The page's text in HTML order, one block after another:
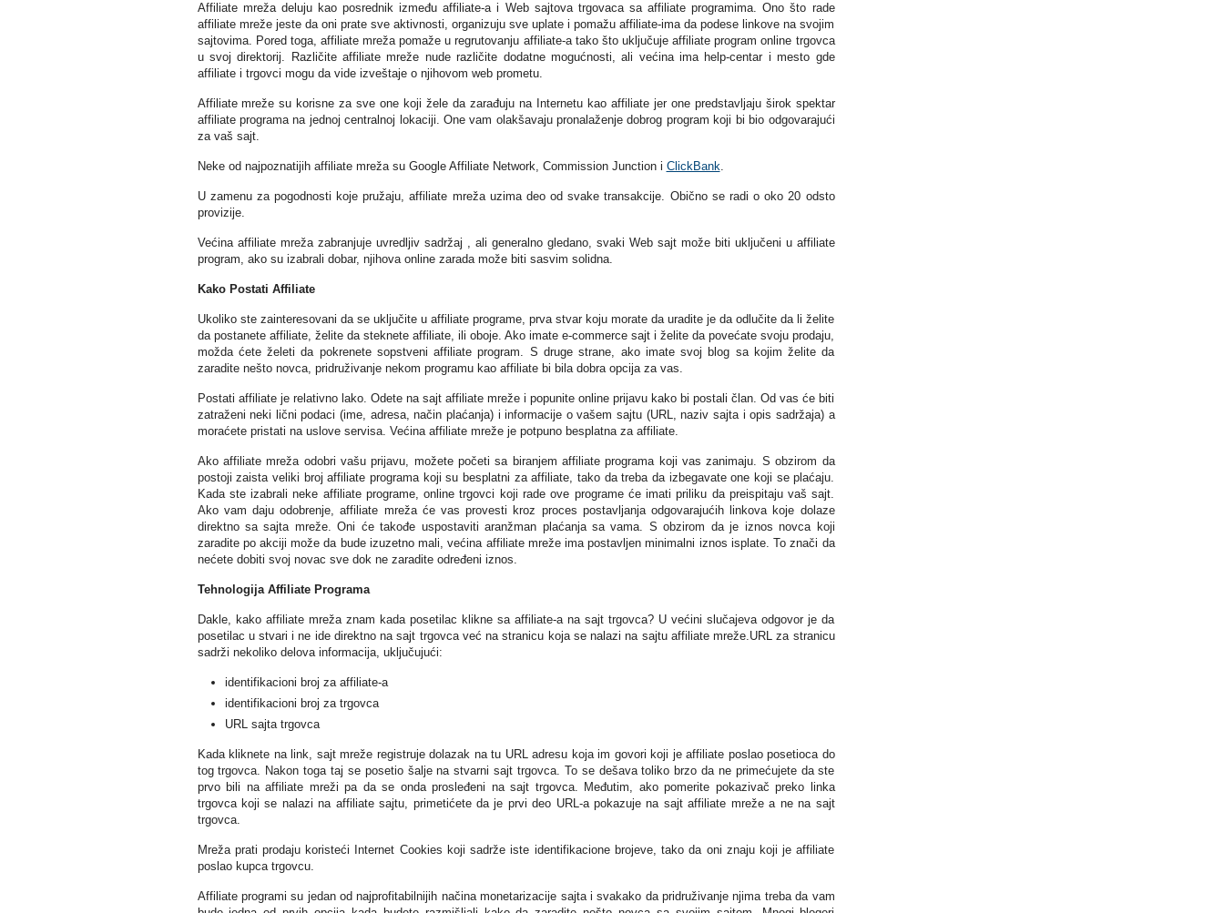
Affiliate mreža deluju kao posrednik između affiliate-a i Web sajtova trgovaca sa affiliate programima. Ono što rade
affiliate mreže jeste da oni prate sve aktivnosti, organizuju sve uplate i pomažu affiliate-ima da podese linkove na svojim
sajtovima. Pored toga, affiliate mreža pomaže u regrutovanju affiliate-a tako što uključuje affiliate program online trgovca
u svoj direktorij. Različite affiliate mreže nude različite dodatne mogućnosti, ali većina ima help-centar i mesto gde
affiliate i trgovci mogu da vide izveštaje o njihovom web prometu.
Affiliate mreže su korisne za sve one koji žele da zarađuju na Internetu kao affiliate jer one predstavljaju širok spektar
affiliate programa na jednoj centralnoj lokaciji. One vam olakšavaju pronalaženje dobrog program koji bi bio odgovarajući
za vaš sajt.
Neke od najpoznatijih affiliate mreža su Google Affiliate Network, Commission Junction i ClickBank.
U zamenu za pogodnosti koje pružaju, affiliate mreža uzima deo od svake transakcije. Obično se radi o oko 20 odsto
provizije.
Većina affiliate mreža zabranjuje uvredljiv sadržaj , ali generalno gledano, svaki Web sajt može biti uključeni u affiliate
program, ako su izabrali dobar, njihova online zarada može biti sasvim solidna.
Kako Postati Affiliate
Ukoliko ste zainteresovani da se uključite u affiliate programe, prva stvar koju morate da uradite je da odlučite da li želite
da postanete affiliate, želite da steknete affiliate, ili oboje. Ako imate e-commerce sajt i želite da povećate svoju prodaju,
možda ćete želeti da pokrenete sopstveni affiliate program. S druge strane, ako imate svoj blog sa kojim želite da
zaradite nešto novca, pridruživanje nekom programu kao affiliate bi bila dobra opcija za vas.
Postati affiliate je relativno lako. Odete na sajt affiliate mreže i popunite online prijavu kako bi postali član. Od vas će biti
zatraženi neki lični podaci (ime, adresa, način plaćanja) i informacije o vašem sajtu (URL, naziv sajta i opis sadržaja) a
moraćete pristati na uslove servisa. Većina affiliate mreže je potpuno besplatna za affiliate.
Ako affiliate mreža odobri vašu prijavu, možete početi sa biranjem affiliate programa koji vas zanimaju. S obzirom da
postoji zaista veliki broj affiliate programa koji su besplatni za affiliate, tako da treba da izbegavate one koji se plaćaju.
Kada ste izabrali neke affiliate programe, online trgovci koji rade ove programe će imati priliku da preispitaju vaš sajt.
Ako vam daju odobrenje, affiliate mreža će vas provesti kroz proces postavljanja odgovarajućih linkova koje dolaze
direktno sa sajta mreže. Oni će takođe uspostaviti aranžman plaćanja sa vama. S obzirom da je iznos novca koji
zaradite po akciji može da bude izuzetno mali, većina affiliate mreže ima postavljen minimalni iznos isplate. To znači da
nećete dobiti svoj novac sve dok ne zaradite određeni iznos.
Tehnologija Affiliate Programa
Dakle, kako affiliate mreža znam kada posetilac klikne sa affiliate-a na sajt trgovca? U većini slučajeva odgovor je da
posetilac u stvari i ne ide direktno na sajt trgovca već na stranicu koja se nalazi na sajtu affiliate mreže.URL za stranicu
sadrži nekoliko delova informacija, uključujući:
identifikacioni broj za affiliate-a
identifikacioni broj za trgovca
URL sajta trgovca
Kada kliknete na link, sajt mreže registruje dolazak na tu URL adresu koja im govori koji je affiliate poslao posetioca do
tog trgovca. Nakon toga taj se posetio šalje na stvarni sajt trgovca. To se dešava toliko brzo da ne primećujete da ste
prvo bili na affiliate mreži pa da se onda prosleđeni na sajt trgovca. Međutim, ako pomerite pokazivač preko linka
trgovca koji se nalazi na affiliate sajtu, primetićete da je prvi deo URL-a pokazuje na sajt affiliate mreže a ne na sajt
trgovca.
Mreža prati prodaju koristeći Internet Cookies koji sadrže iste identifikacione brojeve, tako da oni znaju koji je affiliate
poslao kupca trgovcu.
Affiliate programi su jedan od najprofitabilnijih načina monetarizacije sajta i svakako da pridruživanje njima treba da vam